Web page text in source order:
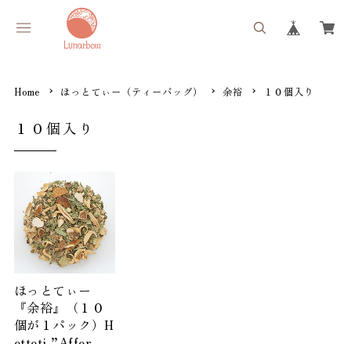
Home ほっとてぃー（ティーバッグ） 余裕 １０個入り
１０個入り
ほっとてぃー
『余裕』（１０
個が１パック）H